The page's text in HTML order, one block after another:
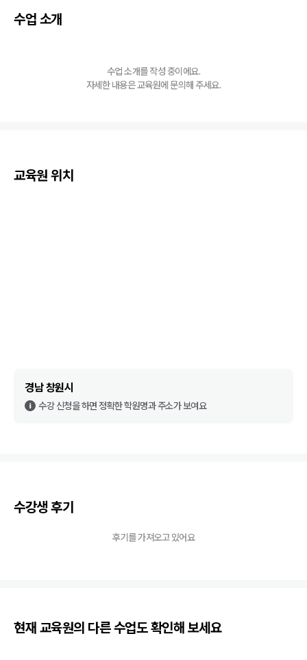
수업 소개
수업 소개를 작성 중이에요.
자세한 내용은 교육원에 문의해 주세요.
교육원 위치
경남 창원시
수강 신청을 하면 정확한 학원명과 주소가 보여요
수강생 후기
후기를 가져오고 있어요
현재 교육원의 다른 수업도 확인해 보세요